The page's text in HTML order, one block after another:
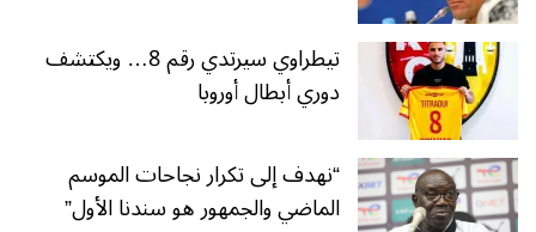
تيطراوي سيرتدي رقم 8… ويكتشف
دوري أبطال أوروبا
“نهدف إلى تكرار نجاحات الموسم
الماضي والجمهور هو سندنا الأول”